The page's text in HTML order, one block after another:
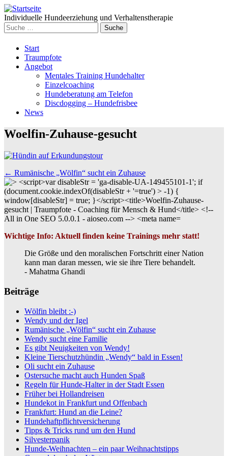
Individuelle Hundeerziehung und Verhaltenstherapie
Suche
nach:
Weiter
zum
Inhalt
Start
Traumpfote
Angebot
Mentales Training Hundehalter
Einzelcoaching
Hundeberatung am Telefon
Discdogging – Hundefrisbee
News
Woelfin-Zuhause-gesucht
Beitrags
Navigation
← Rumänische „Wölfin“ sucht ein Zuhause
Wichtige Info: Aktuell finden keine Trainings mehr statt!
Die Größe und den moralischen Fortschritt einer Nation
kann man daran messen, wie sie ihre Tiere behandelt.
- Mahatma Ghandi
Beiträge
Wölfin bleibt :-)
Wendy und der Igel
Rumänische „Wölfin“ sucht ein Zuhause
Wendy sucht eine Familie
Es gibt Neuigkeiten von Wendy!
Kleine Tierschutzhündin „Wendy“ bald in Essen!
Oli sucht ein Zuhause
Ostersuche macht auch Hunden Spaß
Regeln für Hunde-Halter in der Stadt Essen
Früher bei Hollandreisen
Hundekot in Frankfurt und Offenbach
Frankfurt: Hund an die Leine?
Hundehaftpflichtversicherung
Tipps & Tricks rund um den Hund
Silvesterpanik
Hunde-Weihnachten – ein paar Weihnachtstipps